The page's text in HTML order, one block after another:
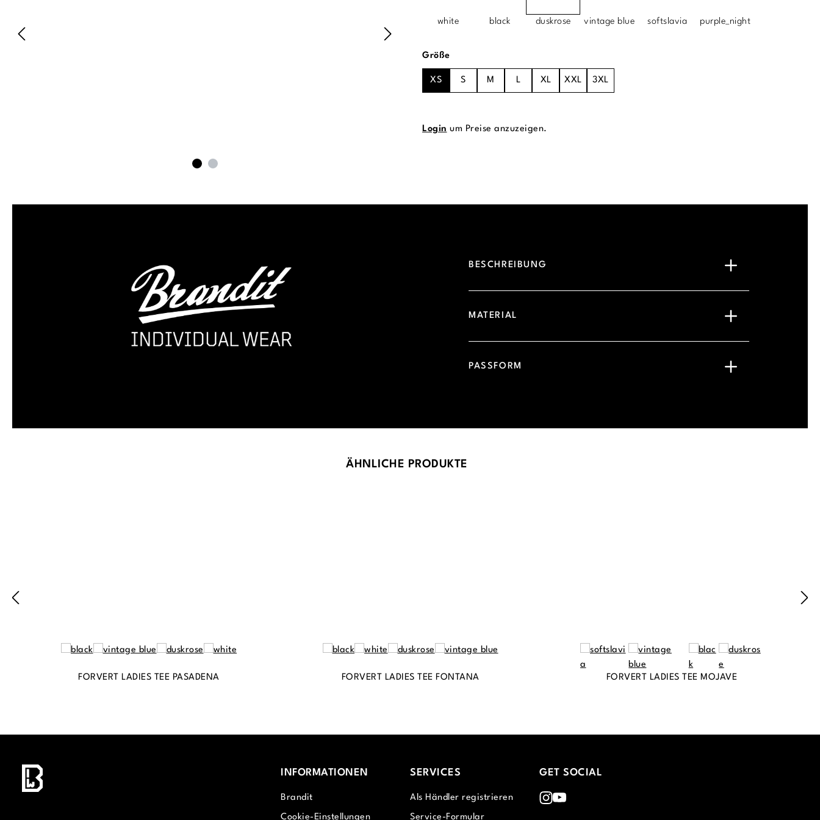
white black duskrose vintage blue softslavia purple_night
Größeauswählen
XS S M L XL XXL 3XL
Login um Preise anzuzeigen.
BESCHREIBUNG
MATERIAL
PASSFORM
ÄHNLICHE PRODUKTE
FORVERT LADIES TEE PASADENA FORVERT LADIES TEE FONTANA FORVERT LADIES TEE MOJAVE
INFORMATIONEN
Brandit
Cookie-Einstellungen
SERVICES
Als Händler registrieren
Service-Formular
GET SOCIAL
Instagram
Youtube